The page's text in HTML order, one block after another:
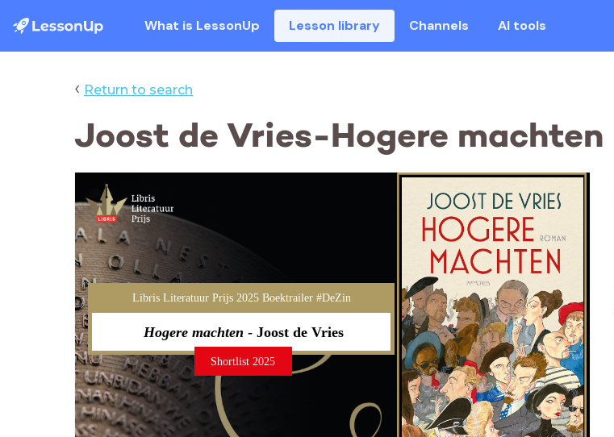
What is LessonUp Lesson library Channels AI tools
‹ Return to search
Joost de Vries-Hogere machten
Libris Literatuur Prijs 2025 Boektrailer #DeZin
Hogere machten - Joost de Vries
Shortlist 2025